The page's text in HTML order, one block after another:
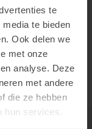
te
te bieden
Ook delen we
met onze
analyse. Deze
met andere
die ze hebben
services.